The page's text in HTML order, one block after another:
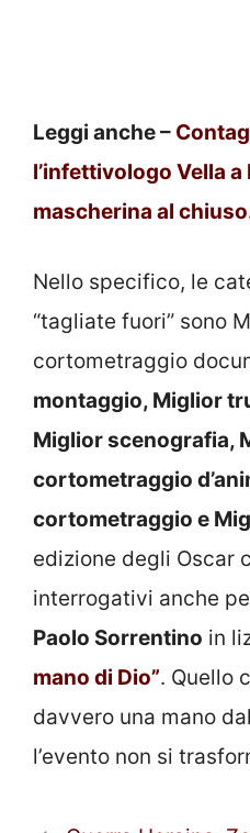
Leggi anche –
l’infettivologo Vella a
mascherina al
Nello specifico, le
“tagliate fuori” sono
cortometraggio
montaggio, Miglior
Miglior scenografia,
cortometraggio
cortometraggio e
edizione degli Oscar
interrogativi anche
Paolo Sorrentino in
mano di Dio”. Quello
davvero una mano
l’evento non si